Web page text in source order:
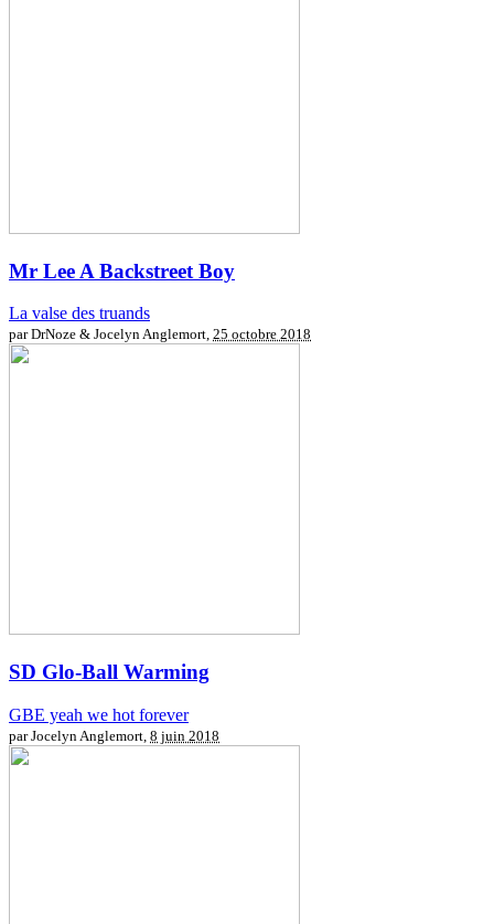
Mr Lee A Backstreet Boy
La valse des truands
par DrNoze & Jocelyn Anglemort, 25 octobre 2018
SD Glo-Ball Warming
GBE yeah we hot forever
par Jocelyn Anglemort, 8 juin 2018